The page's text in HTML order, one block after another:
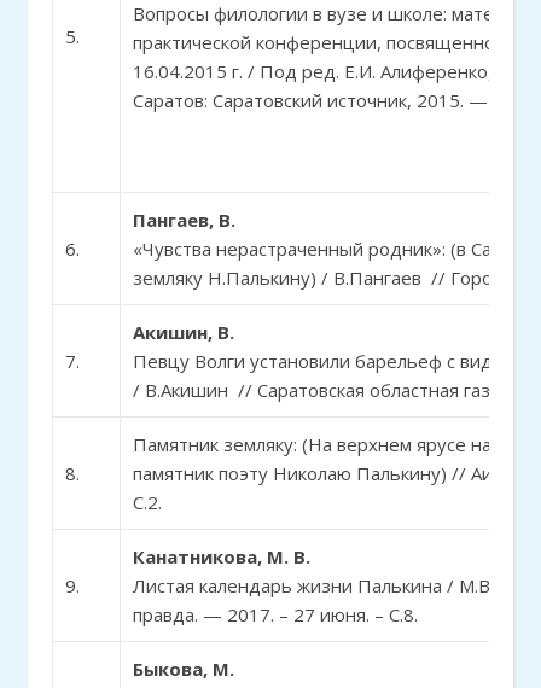
5.
Вопросы филологии в вузе и школе:
практической конференции, посвященной
16.04.2015 г. / Под ред. Е.И. Алиференко, Н.В.
Саратов: Саратовский источник, 2015. — С.
6.
Пангаев, В.
«Чувства нерастраченный родник»: (в
земляку Н.Палькину) / В.Пангаев // Город. —
7.
Акишин, В.
Певцу Волги установили барельеф с видом
/ В.Акишин // Саратовская областная газета.
8.
Памятник земляку: (На верхнем ярусе
памятник поэту Николаю Палькину) // АиФ.
С.2.
9.
Канатникова, М. В.
Листая календарь жизни Палькина / М.В.
правда. — 2017. – 27 июня. – С.8.
Быкова, М.